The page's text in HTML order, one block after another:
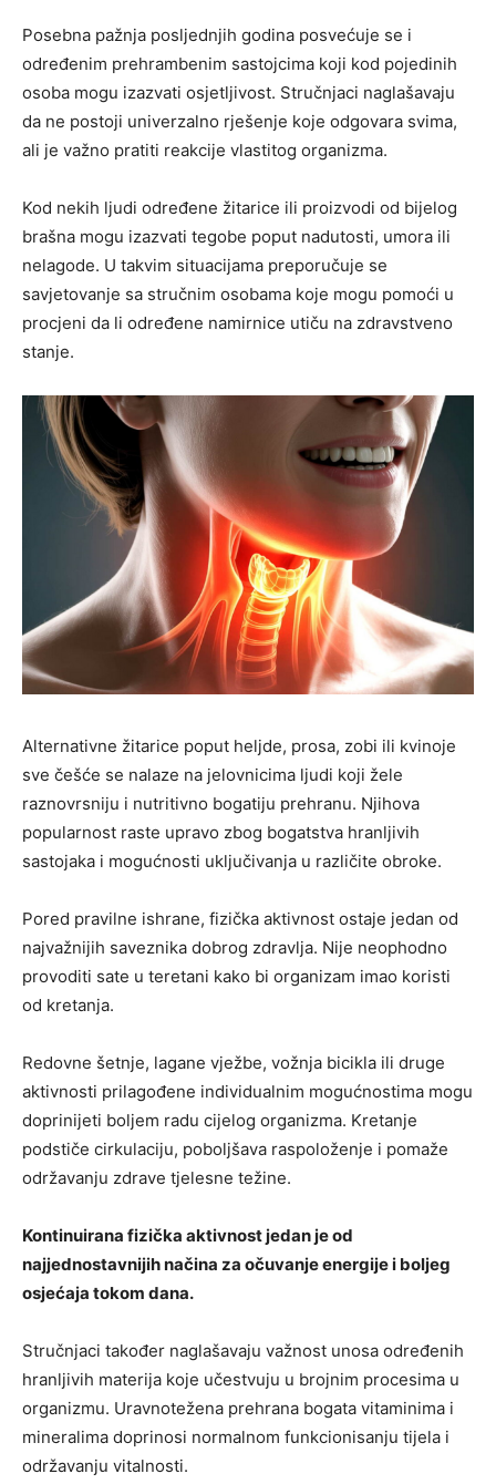
Posebna pažnja posljednjih godina posvećuje se i
određenim prehrambenim sastojcima koji kod pojedinih
osoba mogu izazvati osjetljivost. Stručnjaci naglašavaju
da ne postoji univerzalno rješenje koje odgovara svima,
ali je važno pratiti reakcije vlastitog organizma.
Kod nekih ljudi određene žitarice ili proizvodi od bijelog
brašna mogu izazvati tegobe poput nadutosti, umora ili
nelagode. U takvim situacijama preporučuje se
savjetovanje sa stručnim osobama koje mogu pomoći u
procjeni da li određene namirnice utiču na zdravstveno
stanje.
Alternativne žitarice poput heljde, prosa, zobi ili kvinoje
sve češće se nalaze na jelovnicima ljudi koji žele
raznovrsniju i nutritivno bogatiju prehranu. Njihova
popularnost raste upravo zbog bogatstva hranljivih
sastojaka i mogućnosti uključivanja u različite obroke.
Pored pravilne ishrane, fizička aktivnost ostaje jedan od
najvažnijih saveznika dobrog zdravlja. Nije neophodno
provoditi sate u teretani kako bi organizam imao koristi
od kretanja.
Redovne šetnje, lagane vježbe, vožnja bicikla ili druge
aktivnosti prilagođene individualnim mogućnostima mogu
doprinijeti boljem radu cijelog organizma. Kretanje
podstiče cirkulaciju, poboljšava raspoloženje i pomaže
održavanju zdrave tjelesne težine.
Kontinuirana fizička aktivnost jedan je od
najjednostavnijih načina za očuvanje energije i boljeg
osjećaja tokom dana.
Stručnjaci također naglašavaju važnost unosa određenih
hranljivih materija koje učestvuju u brojnim procesima u
organizmu. Uravnotežena prehrana bogata vitaminima i
mineralima doprinosi normalnom funkcionisanju tijela i
održavanju vitalnosti.